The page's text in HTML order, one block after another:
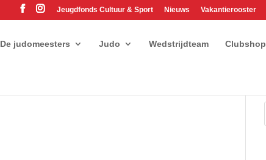
Jeugdfonds Cultuur & Sport Nieuws Vakantierooster
De judomeesters Judo Wedstrijdteam Clubshop